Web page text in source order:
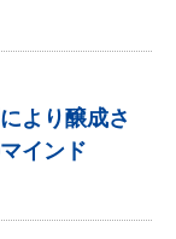
より醸成さ
インド